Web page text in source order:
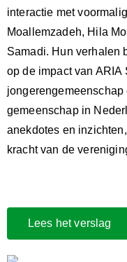
interactie met
Moallemzadeh, Hila
Samadi. Hun verhalen
op de impact van ARIA
gemeenschap in
anekdotes en
kracht van de
Lees het verslag